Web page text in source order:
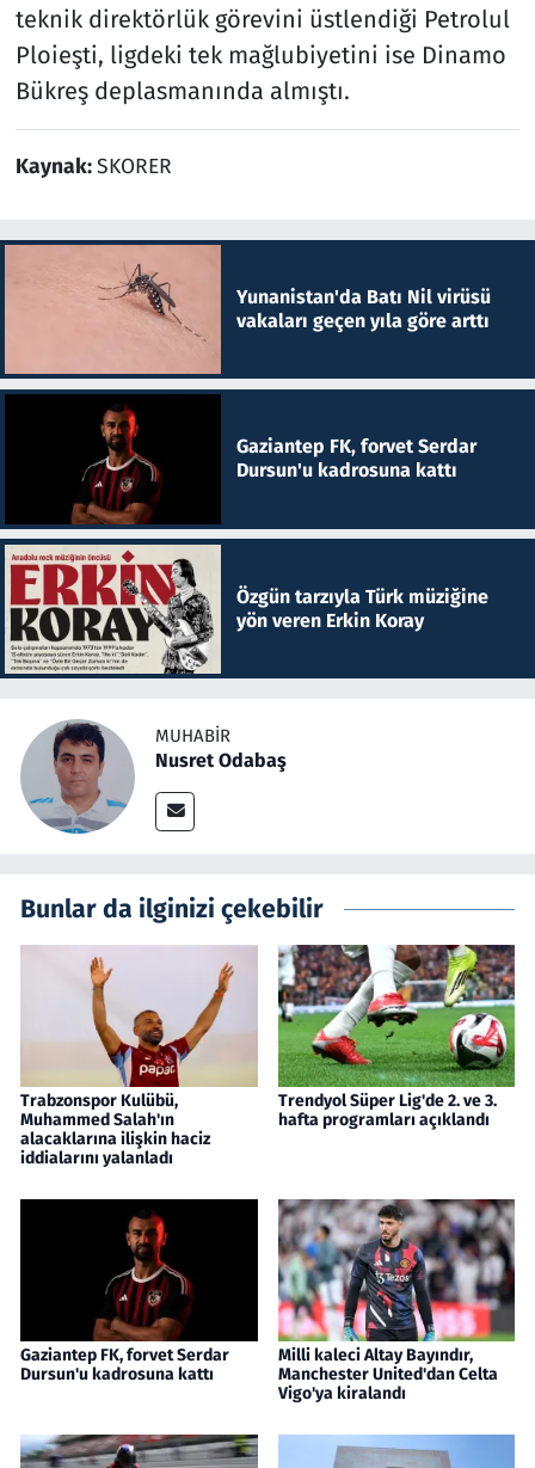
teknik direktörlük görevini üstlendiği Petrolul
Ploieşti, ligdeki tek mağlubiyetini ise Dinamo
Bükreş deplasmanında almıştı.
Kaynak:SKORER
Yunanistan'da Batı Nil virüsü
vakaları geçen yıla göre arttı
Gaziantep FK, forvet Serdar
Dursun'u kadrosuna kattı
Özgün tarzıyla Türk müziğine
yön veren Erkin Koray
MUHABIR
Nusret Odabaş
Bunlar da ilginizi çekebilir
Trabzonspor Kulübü,
Muhammed Salah'ın
alacaklarına ilişkin haciz
iddialarını yalanladı
Trendyol Süper Lig'de 2. ve 3.
hafta programları açıklandı
Gaziantep FK, forvet Serdar
Dursun'u kadrosuna kattı
Milli kaleci Altay Bayındır,
Manchester United'dan Celta
Vigo'ya kiralandı